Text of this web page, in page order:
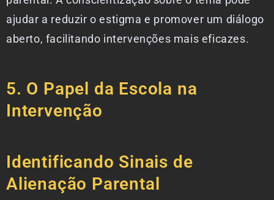
ajudar a reduzir o estigma e promover um diálogo
aberto, facilitando intervenções mais eficazes.
5. O Papel da Escola na
Intervenção
Identificando Sinais de
Alienação Parental